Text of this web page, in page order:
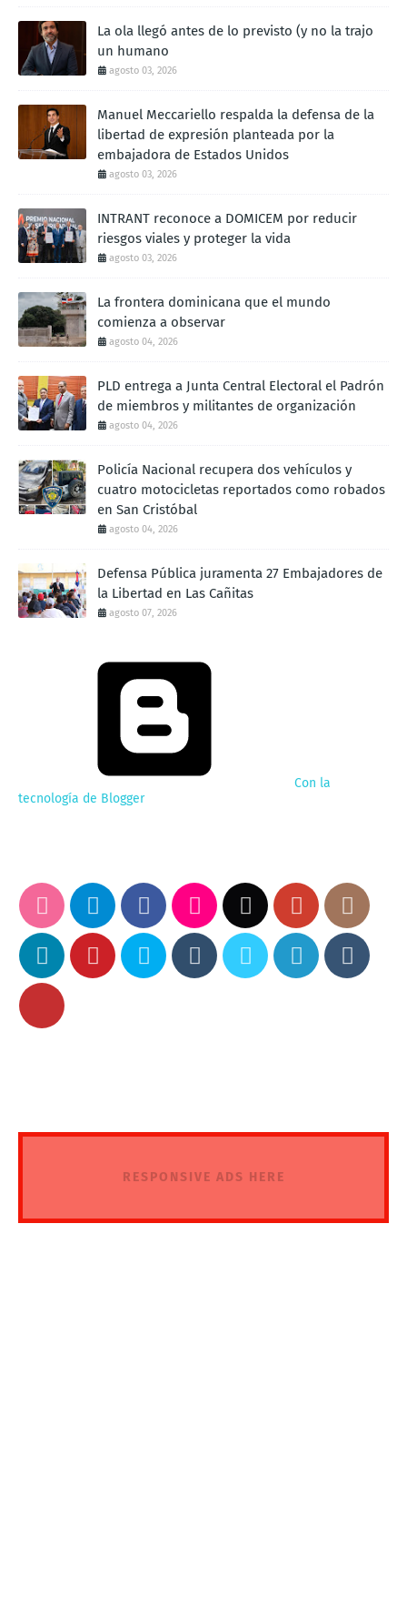
La ola llegó antes de lo previsto (y no la trajo
un humano
agosto 03, 2026
Manuel Meccariello respalda la defensa de la
libertad de expresión planteada por la
embajadora de Estados Unidos
agosto 03, 2026
INTRANT reconoce a DOMICEM por reducir
riesgos viales y proteger la vida
agosto 03, 2026
La frontera dominicana que el mundo
comienza a observar
agosto 04, 2026
PLD entrega a Junta Central Electoral el Padrón
de miembros y militantes de organización
agosto 04, 2026
Policía Nacional recupera dos vehículos y
cuatro motocicletas reportados como robados
en San Cristóbal
agosto 04, 2026
Defensa Pública juramenta 27 Embajadores de
la Libertad en Las Cañitas
agosto 07, 2026
Con la
tecnología de Blogger
RESPONSIVE ADS HERE